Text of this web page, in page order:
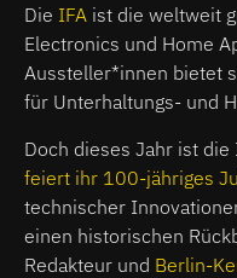
Die IFA ist die weltweit
Electronics und Home
Aussteller*innen bietet
für Unterhaltungs- und
Doch dieses Jahr ist die
feiert ihr 100-jähriges
technischer
einen historischen
Redakteur und Berlin-